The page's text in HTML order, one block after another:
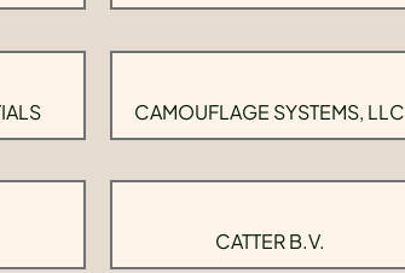
CAMOUFLAGE SYSTEMS, LLC
CATTER B.V.